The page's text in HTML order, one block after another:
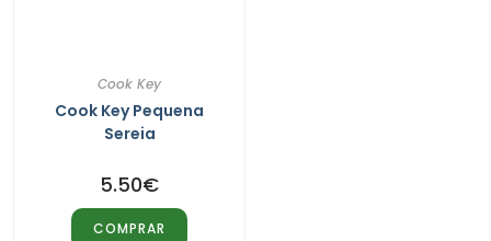
Cook Key
Cook Key Pequena
Sereia
5.50€
COMPRAR